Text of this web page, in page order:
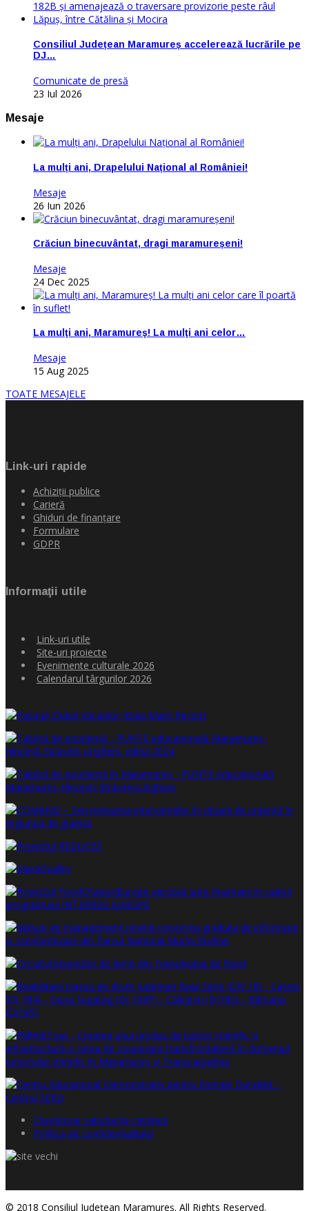
Consiliul Județean Maramureș accelerează lucrările pe
DJ…
Comunicate de presă
23 Iul 2026
Mesaje
La mulți ani, Drapelului Național al României!
Mesaje
26 Iun 2026
Crăciun binecuvântat, dragi maramureșeni!
Mesaje
24 Dec 2025
La mulţi ani, Maramureş! La mulţi ani celor…
Mesaje
15 Aug 2025
TOATE MESAJELE
Link-uri rapide
Achiziţii publice
Carieră
Ghiduri de finanţare
Formulare
GDPR
Informaţii utile
Link-uri utile
Site-uri proiecte
Evenimente culturale 2026
Calendarul târgurilor 2026
Chestionar satisfacţie cetăţeni
Politica de confidențialitate
© 2018 Consiliul Judeţean Maramureş. All Rights Reserved.